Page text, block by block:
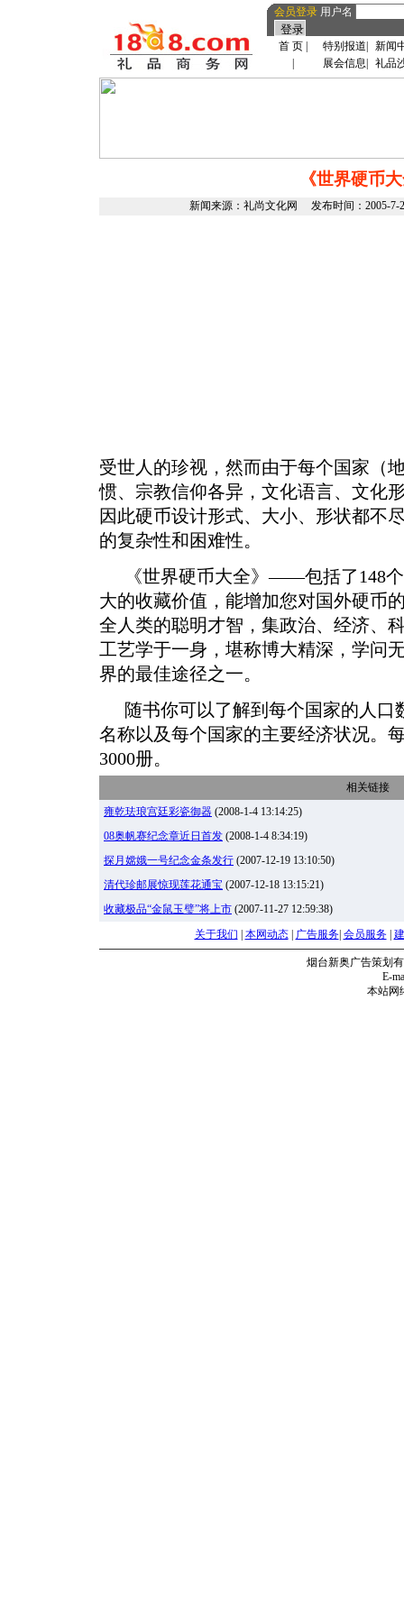
会员登录 用户名
首 页 特别报道
新闻
展会信息 礼品
《世界硬币
新闻来源：礼尚文化网 发布时间：2005-7-
受世人的珍视，然而由于每个国家（
惯、宗教信仰各异，文化语言、文化
因此硬币设计形式、大小、形状都不
的复杂性和困难性。
《世界硬币大全》——包括了148
大的收藏价值，能增加您对国外硬币
全人类的聪明才智，集政治、经济、
工艺学于一身，堪称博大精深，学问
界的最佳途径之一。
随书你可以了解到每个国家的人
名称以及每个国家的主要经济状况。
3000册。
相关链接
雍乾珐琅宫廷彩瓷御器 (2008-1-4 13:14:25)
08奥帆赛纪念章近日首发 (2008-1-4 8:34:19)
探月嫦娥一号纪念金条发行 (2007-12-19 13:10:50)
清代珍邮展惊现莲花通宝 (2007-12-18 13:15:21)
收藏极品“金鼠玉璧”将上市 (2007-11-27 12:59:38)
关于我们
本网动态| 广告服务| 会员服务|
烟台新奥广告策划
E-
本站网